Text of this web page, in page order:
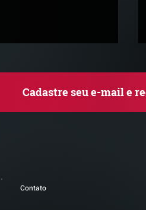
Tentativa de
Cadastre seu e-mail e
Contato